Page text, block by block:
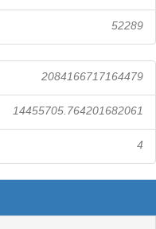
52289
2084166717164479
14455705.764201682061
4